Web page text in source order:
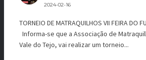
2024-02-16
TORNEIO DE MATRAQUILHOS VII FEIRA DO
Informa-se que a Associação de
Vale do Tejo, vai realizar um torneio...